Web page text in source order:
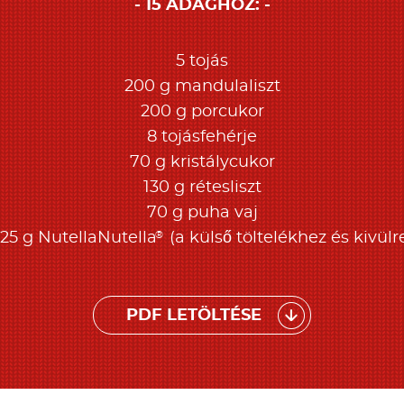
15 ADAGHOZ:
5 tojás
200 g mandulaliszt
200 g porcukor
8 tojásfehérje
70 g kristálycukor
130 g rétesliszt
70 g puha vaj
g NutellaNutella®(a külső töltelékhez és
PDF LETÖLTÉSE